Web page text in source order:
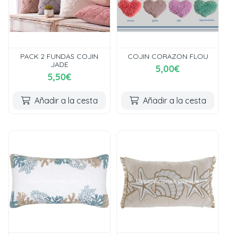
PACK 2 FUNDAS COJIN
JADE
5,50€
Añadir a la cesta
COJIN CORAZON FLOU
5,00€
Añadir a la cesta